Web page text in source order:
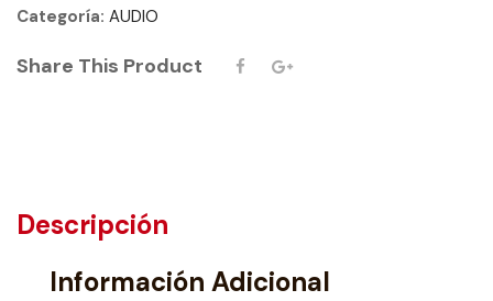
Categoría: AUDIO
Share This Product
Descripción
Información Adicional